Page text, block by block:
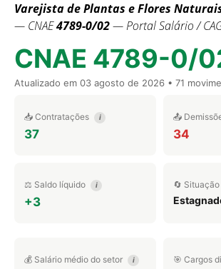
Varejista de Plantas e Flores
— CNAE4789-0/02— Portal Salário /
CNAE 4789-0/
Atualizado em 03 agosto de 2026 • 71
📥 Contratações i
37
📤
34
⚖️ Saldo líquido i
+3
🔄 Situação
💰 Salário médio do setor i 🎯 Cargos